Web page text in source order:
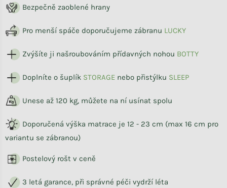
Bezpečně zaoblené hrany
Pro menší spáče doporučujeme zábranu LUCKY
Zvýšíte ji našroubováním přídavných nohou BOTTY
Doplníte o šuplík STORAGE nebo přistýlku SLEEP
Unese až 120 kg, můžete na ní usínat spolu
Doporučená výška matrace je 12 - 23 cm (max 16 cm pro
variantu se zábranou)
Postelový rošt v ceně
3 letá garance, při správné péči vydrží léta